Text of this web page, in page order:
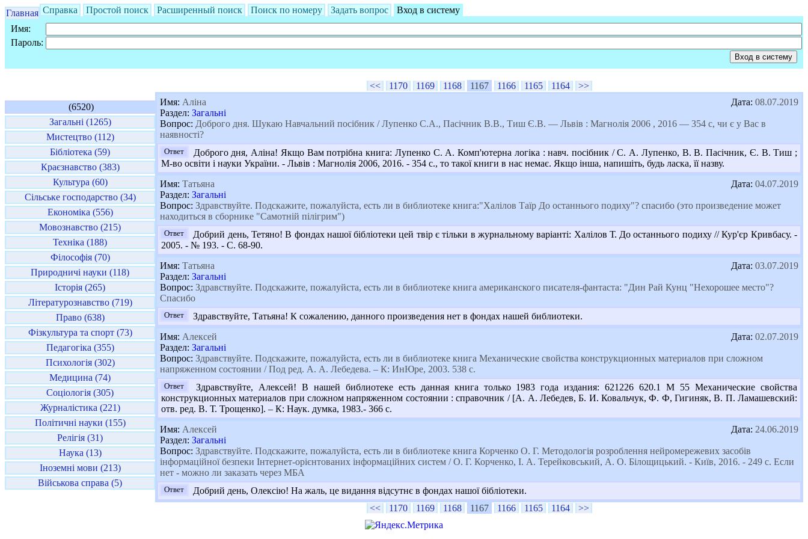
Главная Справка Простой поиск Расширенный поиск Поиск по номеру Задать вопрос
Вход в систему
Имя:
Пароль:
(6520)
Загальні (1265)
Мистецтво (112)
Бібліотека (59)
Краєзнавство (383)
Культура (60)
Сільське господарство (34)
Економіка (556)
Мовознавство (215)
Техніка (188)
Філософія (70)
Природничі науки (118)
Історія (265)
Літературознавство (719)
Право (638)
Фізкультура та спорт (73)
Педагогіка (355)
Психологія (302)
Медицина (74)
Соціологія (305)
Журналістика (221)
Політичні науки (155)
Релігія (31)
Наука (13)
Іноземні мови (213)
Військова справа (5)
<< 1170 1169 1168 1167 1166 1165 1164
>>
Дата: 08.07.2019
Имя: Аліна
Раздел: Загальні
Вопрос: Доброго дня. Шукаю Навчальний посібник / Лупенко С.А., Пасічник В.В., Тиш Є.В. — Львів : Магнолія 2006 , 2016 — 354 с, чи є у Вас в
наявності?
Ответ
Доброго дня, Аліна! Якщо Вам потрібна книга: Лупенко С. А. Комп'ютерна логіка : навч. посібник / С. А. Лупенко, В. В. Пасічник, Є. В. Тиш ;
М-во освіти і науки України. - Львів : Магнолія 2006, 2016. - 354 c., то такої книги в нас немає. Якщо інша, напишіть, будь ласка, її назву.
Дата: 04.07.2019
Имя: Татьяна
Раздел: Загальні
Вопрос: Здравствуйте. Подскажите, пожалуйста, есть ли в библиотеке книга:"Халілов Таїр До останнього подиху"? спасибо (это произведение может
находиться в сборнике "Самотній пілігрим")
Ответ
Добрий день, Тетяно! В фондах нашої бібліотеки цей твір є тільки в журнальному варіанті: Халілов Т. До останнього подиху // Кур'єр Кривбасу. -
2005. - № 193. - С. 68-90.
Дата: 03.07.2019
Имя: Татьяна
Раздел: Загальні
Вопрос: Здравствуйте. Подскажите, пожалуйста, есть ли в библиотеке книга американского писателя-фантаста: "Дин Рай Кунц "Нехорошее место"?
Спасибо
Ответ
Здравствуйте, Татьяна! К сожалению, данного произведения нет в фондах нашей библиотеки.
Дата: 02.07.2019
Имя: Алексей
Раздел: Загальні
Вопрос: Здравствуйте. Подскажите, пожалуйста, есть ли в библиотеке книга Механические свойства конструкционных материалов при сложном
напряженном состоянии / Под ред. А. А. Лебедева. – К: ИнЮре, 2003. 538 с.
Ответ
Здравствуйте, Алексей! В нашей библиотеке есть данная книга только 1983 года издания: 621226 620.1 М 55 Механические свойства
конструкционных материалов при сложном напряженном состоянии : справочник / [А. А. Лебедев, Б. И. Ковальчук, Ф. Ф, Гигиняк, В. П. Ламашевский:
отв. ред. В. Т. Трощенко]. – К: Наук. думка, 1983.- 366 с.
Дата: 24.06.2019
Имя: Алексей
Раздел: Загальні
Вопрос: Здравствуйте. Подскажите, пожалуйста, есть ли в библиотеке книга Корченко О. Г. Методологія розроблення нейромережевих засобів
інформаційної безпеки Інтернет-орієнтованих інформаційних систем / О. Г. Корченко, І. А. Терейковський, А. О. Білощицький. - Київ, 2016. - 249 c. Если
нет - можно ли заказать через МБА
Ответ
Добрий день, Олексію! На жаль, це видання відсутнє в фондах нашої бібліотеки.
<<
1170 1169 1168 1167 1166 1165 1164 >>